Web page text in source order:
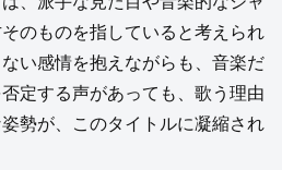
のものを指していると考えられ
い感情を抱えながらも、音楽だ
定する声があっても、歌う理由
勢が、このタイトルに凝縮され